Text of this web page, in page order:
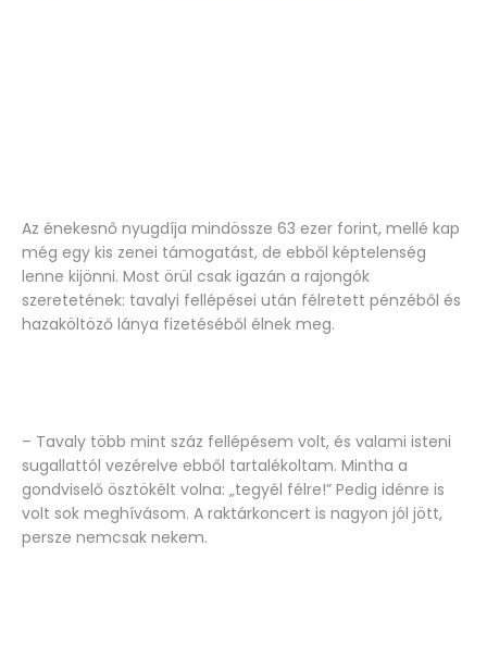
Az énekesnő nyugdíja mindössze 63 ezer forint, mellé kap
még egy kis zenei támogatást, de ebből képtelenség
lenne kijönni. Most örül csak igazán a rajongók
szeretetének: tavalyi fellépései után félretett pénzéből és
hazaköltöző lánya fizetéséből élnek meg.
– Tavaly több mint száz fellépésem volt, és valami isteni
sugallattól vezérelve ebből tartalékoltam. Mintha a
gondviselő ösztökélt volna: „tegyél félre!” Pedig idénre is
volt sok meghívásom. A raktárkoncert is nagyon jól jött,
persze nemcsak nekem.